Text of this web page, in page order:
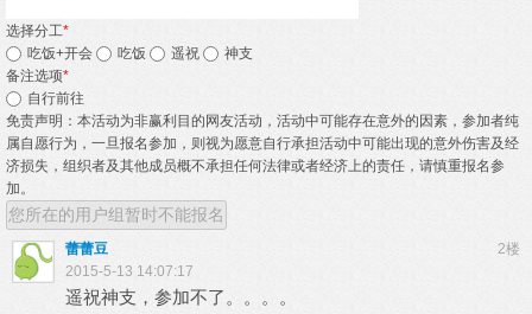
选择分工*
吃饭+开会
吃饭 遥祝
神支
备注选项*
自行前往
免责声明：本活动为非赢利目的网友活动，活动中可能存在意外的因素，参加者纯
属自愿行为，一旦报名参加，则视为愿意自行承担活动中可能出现的意外伤害及经
济损失，组织者及其他成员概不承担任何法律或者经济上的责任，请慎重报名参
加。
您所在的用户组暂时不能报名
2楼
蕾蕾豆
2015-5-13 14:07:17
遥祝神支，参加不了。。。。